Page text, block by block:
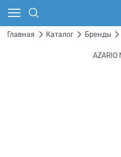
Главная Каталог Бренды
AZARIO